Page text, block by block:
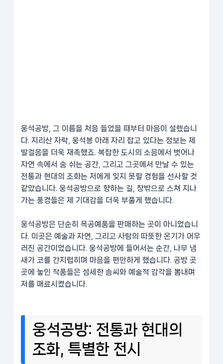
웅석공방, 그 이름을 처음 들었을 때부터 마음이 설렜습니
다. 지리산 자락, 웅석봉 아래 자리 잡고 있다는 정보는 제
발걸음을 더욱 재촉했죠. 복잡한 도시의 소음에서 벗어나
자연 속에서 숨 쉬는 공간, 그리고 그곳에서 만날 수 있는
전통과 현대의 조화는 저에게 잊지 못할 경험을 선사할 것
같았습니다. 웅석공방으로 향하는 길, 창밖으로 스쳐 지나
가는 풍경들은 제 기대감을 더욱 부풀게 했습니다.
웅석공방은 단순히 목공예품을 판매하는 곳이 아니었습니
다. 이곳은 예술과 자연, 그리고 사람의 따뜻한 온기가 어우
러진 공간이었습니다. 웅석공방에 들어서는 순간, 나무 냄
새가 코를 간지럽히며 마음을 편안하게 했습니다. 공방 곳
곳에 놓인 작품들은 섬세한 솜씨와 예술적 감각을 뽐내며
저를 매료시켰습니다.
웅석공방: 전통과 현대의
조화, 특별한 전시